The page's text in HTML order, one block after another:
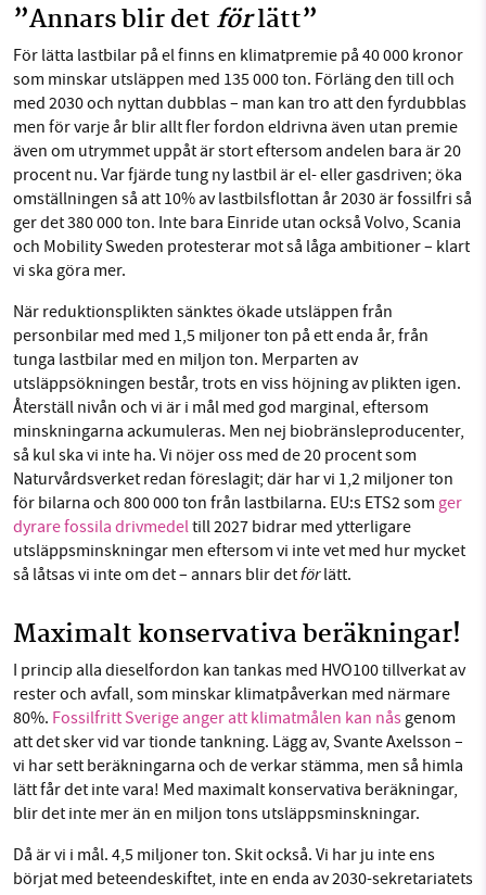
”Annars blir detförlätt”
För lätta lastbilar på el finns en klimatpremie på 40 000 kronor
som minskar utsläppen med 135 000 ton. Förläng den till och
med 2030 och nyttan dubblas – man kan tro att den fyrdubblas
men för varje år blir allt fler fordon eldrivna även utan premie
även om utrymmet uppåt är stort eftersom andelen bara är 20
procent nu. Var fjärde tung ny lastbil är el- eller gasdriven; öka
omställningen så att 10% av lastbilsflottan år 2030 är fossilfri så
ger det 380 000 ton. Inte bara Einride utan också Volvo, Scania
och Mobility Sweden protesterar mot så låga ambitioner – klart
vi ska göra mer.
När reduktionsplikten sänktes ökade utsläppen från
personbilar med med 1,5 miljoner ton på ett enda år, från
tunga lastbilar med en miljon ton. Merparten av
utsläppsökningen består, trots en viss höjning av plikten igen.
Återställ nivån och vi är i mål med god marginal, eftersom
minskningarna ackumuleras. Men nej biobränsleproducenter,
så kul ska vi inte ha. Vi nöjer oss med de 20 procent som
Naturvårdsverket redan föreslagit; där har vi 1,2 miljoner ton
för bilarna och 800 000 ton från lastbilarna. EU:s ETS2 som ger
dyrare fossila drivmedeltill 2027 bidrar med ytterligare
utsläppsminskningar men eftersom vi inte vet med hur mycket
så låtsas vi inte om det – annars blir detförlätt.
Maximalt konservativa beräkningar!
I princip alla dieselfordon kan tankas med HVO100 tillverkat av
rester och avfall, som minskar klimatpåverkan med närmare
80%. Fossilfritt Sverige anger att klimatmålen kan nås genom
att det sker vid var tionde tankning. Lägg av, Svante Axelsson –
vi har sett beräkningarna och de verkar stämma, men så himla
lätt får det inte vara! Med maximalt konservativa beräkningar,
blir det inte mer än en miljon tons utsläppsminskningar.
Då är vi i mål. 4,5 miljoner ton. Skit också. Vi har ju inte ens
börjat med beteendeskiftet, inte en enda av 2030-sekretariatets